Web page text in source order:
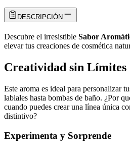
DESCRIPCIÓN
Descubre el irresistible Sabor
elevar tus creaciones de cosmética
Creatividad sin Límites
Este aroma es ideal para personalizar
labiales hasta bombas de baño. ¿Por
cuando puedes crear una línea única
distintivo?
Experimenta y Sorprende